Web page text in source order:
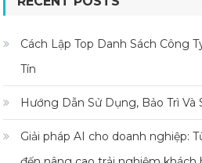
Cách Lập Top Danh Sách Công
Tín
Hướng Dẫn Sử Dụng, Bảo Trì Và
Giải pháp AI cho doanh nghiệp: